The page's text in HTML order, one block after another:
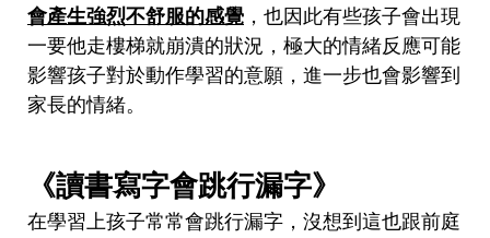
會產生強烈不舒服的感覺 ，也因此有些孩子會出現
一要他走樓梯就崩潰的狀況，極大的情緒反應可能
影響孩子對於動作學習的意願，進一步也會影響到
家長的情緒。
《讀書寫字會跳行漏字》
在學習上孩子常常會跳行漏字，沒想到這也跟前庭